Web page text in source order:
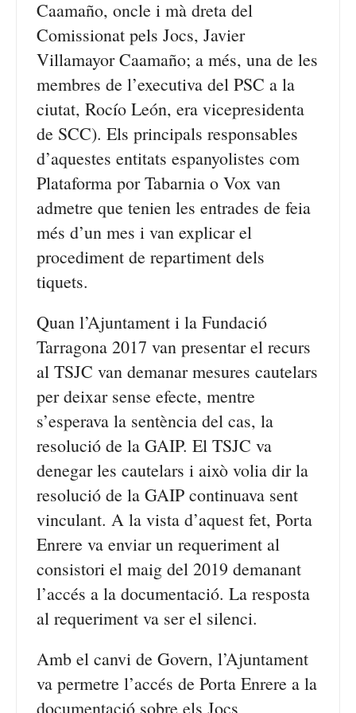
Caamaño, oncle i mà dreta del
Comissionat pels Jocs, Javier
Villamayor Caamaño; a més, una de les
membres de l’executiva del PSC a la
ciutat, Rocío León, era vicepresidenta
de SCC). Els principals responsables
d’aquestes entitats espanyolistes com
Plataforma por Tabarnia o Vox van
admetre que tenien les entrades de feia
més d’un mes i van explicar el
procediment de repartiment dels
tiquets.
Quan l’Ajuntament i la Fundació
Tarragona 2017 van presentar el recurs
al TSJC van demanar mesures cautelars
per deixar sense efecte, mentre
s’esperava la sentència del cas, la
resolució de la GAIP. El TSJC va
denegar les cautelars i això volia dir la
resolució de la GAIP continuava sent
vinculant. A la vista d’aquest fet, Porta
Enrere va enviar un requeriment al
consistori el maig del 2019 demanant
l’accés a la documentació. La resposta
al requeriment va ser el silenci.
Amb el canvi de Govern, l’Ajuntament
va permetre l’accés de Porta Enrere a la
documentació sobre els Jocs